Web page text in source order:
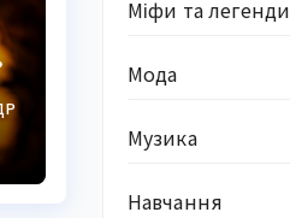
Міфи та легенди
Мода
Музика
Навчання